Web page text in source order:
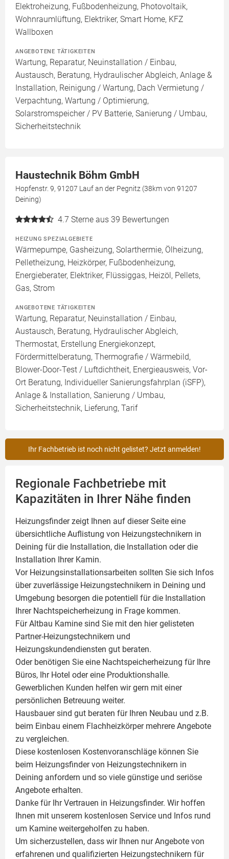
Elektroheizung, Fußbodenheizung, Photovoltaik,
Wohnraumlüftung, Elektriker, Smart Home, KFZ
Wallboxen
ANGEBOTENE TÄTIGKEITEN
Wartung, Reparatur, Neuinstallation / Einbau,
Austausch, Beratung, Hydraulischer Abgleich, Anlage &
Installation, Reinigung / Wartung, Dach Vermietung /
Verpachtung, Wartung / Optimierung,
Solarstromspeicher / PV Batterie, Sanierung / Umbau,
Sicherheitstechnik
Haustechnik Böhm GmbH
Hopfenstr. 9, 91207 Lauf an der Pegnitz (38km von 91207
Deining)
4.7 Sterne aus 39 Bewertungen
HEIZUNG SPEZIALGEBIETE
Wärmepumpe, Gasheizung, Solarthermie, Ölheizung,
Pelletheizung, Heizkörper, Fußbodenheizung,
Energieberater, Elektriker, Flüssiggas, Heizöl, Pellets,
Gas, Strom
ANGEBOTENE TÄTIGKEITEN
Wartung, Reparatur, Neuinstallation / Einbau,
Austausch, Beratung, Hydraulischer Abgleich,
Thermostat, Erstellung Energiekonzept,
Fördermittelberatung, Thermografie / Wärmebild,
Blower-Door-Test / Luftdichtheit, Energieausweis, Vor-
Ort Beratung, Individueller Sanierungsfahrplan (iSFP),
Anlage & Installation, Sanierung / Umbau,
Sicherheitstechnik, Lieferung, Tarif
Ihr Fachbetrieb ist noch nicht gelistet? Jetzt anmelden!
Regionale Fachbetriebe mit
Kapazitäten in Ihrer Nähe finden
Heizungsfinder zeigt Ihnen auf dieser Seite eine
übersichtliche Auflistung von Heizungstechnikern in
Deining für die Installation, die Installation oder die
Installation Ihrer Kamin.
Vor Heizungsinstallationsarbeiten sollten Sie sich Infos
über zuverlässige Heizungstechnikern in Deining und
Umgebung besorgen die potentiell für die Installation
Ihrer Nachtspeicherheizung in Frage kommen.
Für Altbau Kamine sind Sie mit den hier gelisteten
Partner-Heizungstechnikern und
Heizungskundendiensten gut beraten.
Oder benötigen Sie eine Nachtspeicherheizung für Ihre
Büros, Ihr Hotel oder eine Produktionshalle.
Gewerblichen Kunden helfen wir gern mit einer
persönlichen Betreuung weiter.
Hausbauer sind gut beraten für Ihren Neubau und z.B.
beim Einbau einem Flachheizkörpermehrere Angebote
zu vergleichen.
Diese kostenlosen Kostenvoranschläge können Sie
beim Heizungsfinder von Heizungstechnikern in
Deining anfordern und so viele günstige und seriöse
Angebote erhalten.
Danke für Ihr Vertrauen in Heizungsfinder. Wir hoffen
Ihnen mit unserem kostenlosen Service und Infos rund
um Kamine weitergeholfen zu haben.
Um sicherzustellen, dass wir Ihnen nur Angebote von
erfahrenen und qualifizierten Heizungstechnikern für